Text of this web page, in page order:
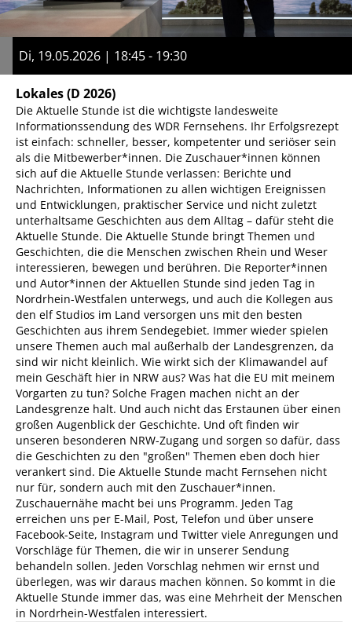
Di, 19.05.2026 | 18:45 - 19:30
Lokales(D 2026)
Die Aktuelle Stunde ist die wichtigste landesweite
Informationssendung des WDR Fernsehens. Ihr Erfolgsrezept
ist einfach: schneller, besser, kompetenter und seriöser sein
als die Mitbewerber*innen. Die Zuschauer*innen können
sich auf die Aktuelle Stunde verlassen: Berichte und
Nachrichten, Informationen zu allen wichtigen Ereignissen
und Entwicklungen, praktischer Service und nicht zuletzt
unterhaltsame Geschichten aus dem Alltag – dafür steht die
Aktuelle Stunde. Die Aktuelle Stunde bringt Themen und
Geschichten, die die Menschen zwischen Rhein und Weser
interessieren, bewegen und berühren. Die Reporter*innen
und Autor*innen der Aktuellen Stunde sind jeden Tag in
Nordrhein-Westfalen unterwegs, und auch die Kollegen aus
den elf Studios im Land versorgen uns mit den besten
Geschichten aus ihrem Sendegebiet. Immer wieder spielen
unsere Themen auch mal außerhalb der Landesgrenzen, da
sind wir nicht kleinlich. Wie wirkt sich der Klimawandel auf
mein Geschäft hier in NRW aus? Was hat die EU mit meinem
Vorgarten zu tun? Solche Fragen machen nicht an der
Landesgrenze halt. Und auch nicht das Erstaunen über einen
großen Augenblick der Geschichte. Und oft finden wir
unseren besonderen NRW-Zugang und sorgen so dafür, dass
die Geschichten zu den "großen" Themen eben doch hier
verankert sind. Die Aktuelle Stunde macht Fernsehen nicht
nur für, sondern auch mit den Zuschauer*innen.
Zuschauernähe macht bei uns Programm. Jeden Tag
erreichen uns per E-Mail, Post, Telefon und über unsere
Facebook-Seite, Instagram und Twitter viele Anregungen und
Vorschläge für Themen, die wir in unserer Sendung
behandeln sollen. Jeden Vorschlag nehmen wir ernst und
überlegen, was wir daraus machen können. So kommt in die
Aktuelle Stunde immer das, was eine Mehrheit der Menschen
in Nordrhein-Westfalen interessiert.